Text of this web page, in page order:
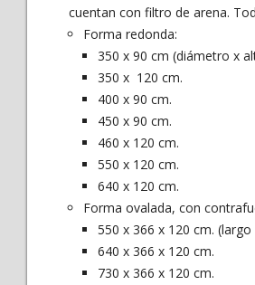
cuentan con filtro de arena.
Forma redonda:
350 x 90 cm (diámetro x
350 x 120 cm.
400 x 90 cm.
450 x 90 cm.
460 x 120 cm.
550 x 120 cm.
640 x 120 cm.
Forma ovalada, con
550 x 366 x 120 cm.
640 x 366 x 120 cm.
730 x 366 x 120 cm.